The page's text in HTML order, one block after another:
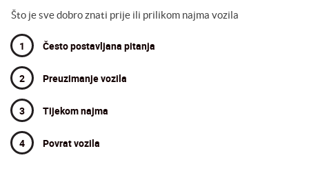
Što je sve dobro znati prije ili prilikom najma vozila
1 Često postavljana pitanja
2 Preuzimanje vozila
3 Tijekom najma
4 Povrat vozila